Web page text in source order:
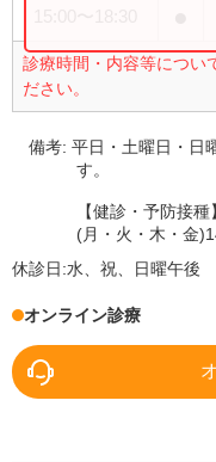
診療時間・内容等につい
ださい。
備考:平日・土曜日・日
す。
【健診・予防接種】
(月・火・木・金
休診日:水、祝、日曜午後
オンライン診療